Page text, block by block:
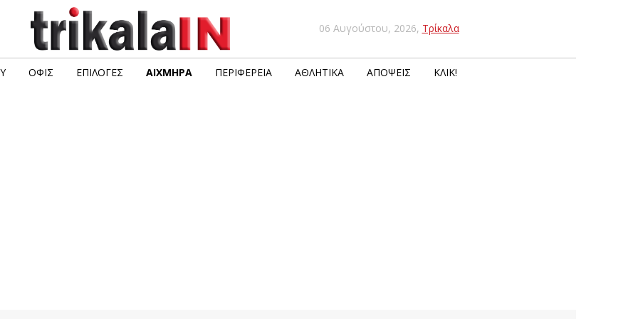
06 Αυγούστου, 2026, Τρίκαλα
ΟΦΙΣ ΕΠΙΛΟΓΈΣ ΑΙΧΜΗΡΆ ΠΕΡΙΦΈΡΕΙΑ ΑΘΛΗΤΙΚΆ ΑΠΌΨΕΙΣ ΚΛΙΚ!